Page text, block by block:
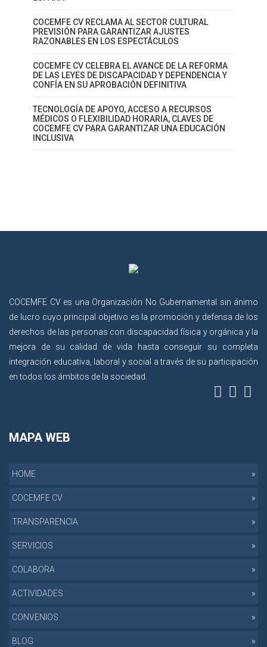
COCEMFE CV RECLAMA AL SECTOR CULTURAL
PREVISIÓN PARA GARANTIZAR AJUSTES
RAZONABLES EN LOS ESPECTÁCULOS
COCEMFE CV CELEBRA EL AVANCE DE LA REFORMA
DE LAS LEYES DE DISCAPACIDAD Y DEPENDENCIA Y
CONFÍA EN SU APROBACIÓN DEFINITIVA
TECNOLOGÍA DE APOYO, ACCESO A RECURSOS
MÉDICOS O FLEXIBILIDAD HORARIA, CLAVES DE
COCEMFE CV PARA GARANTIZAR UNA EDUCACIÓN
INCLUSIVA
COCEMFE CV es una Organización No Gubernamental sin ánimo
de lucro cuyo principal objetivo es la promoción y defensa de los
derechos de las personas con discapacidad física y orgánica y la
mejora de su calidad de vida hasta conseguir su completa
integración educativa, laboral y social a través de su participación
en todos los ámbitos de la sociedad.
MAPA WEB
HOME
COCEMFE CV
TRANSPARENCIA
SERVICIOS
COLABORA
ACTIVIDADES
CONVENIOS
BLOG